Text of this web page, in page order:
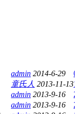
admin 2014-6-29
童氏人 2013-11-13
admin 2013-9-16
admin 2013-9-16